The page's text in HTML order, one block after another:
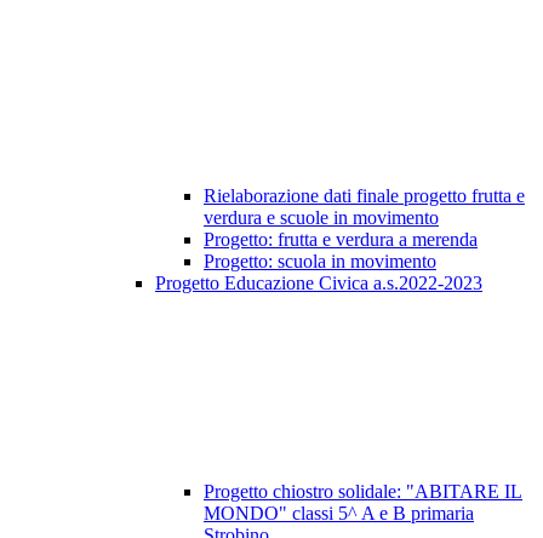
Rielaborazione dati finale progetto frutta e
verdura e scuole in movimento
Progetto: frutta e verdura a merenda
Progetto: scuola in movimento
Progetto Educazione Civica a.s.2022-2023
Progetto chiostro solidale: "ABITARE IL
MONDO" classi 5^ A e B primaria